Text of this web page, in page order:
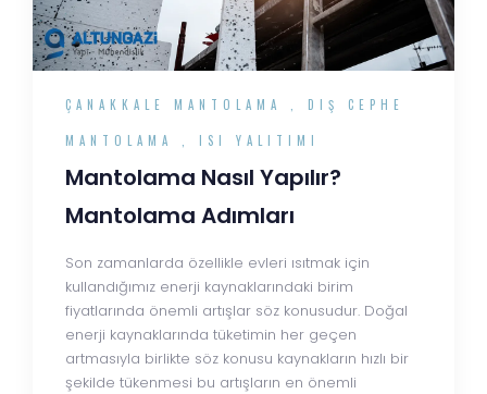
ÇANAKKALE MANTOLAMA DIŞ CEPHE
MANTOLAMA ISI YALITIMI
Mantolama Nasıl Yapılır?
Mantolama Adımları
Son zamanlarda özellikle evleri ısıtmak için
kullandığımız enerji kaynaklarındaki birim
fiyatlarında önemli artışlar söz konusudur. Doğal
enerji kaynaklarında tüketimin her geçen
artmasıyla birlikte söz konusu kaynakların hızlı bir
şekilde tükenmesi bu artışların en önemli